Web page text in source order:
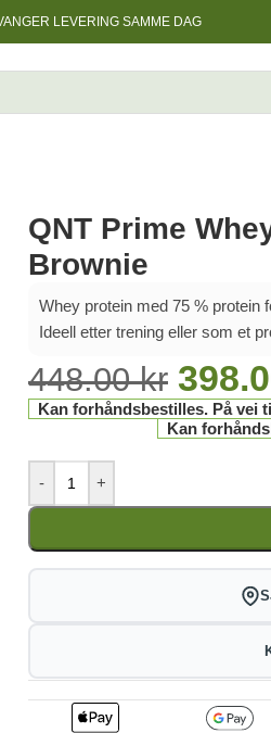
LEVERING SAMME DAG
QNT Prime
Brownie
Whey protein med 75 % protein
Ideell etter trening eller som et
448.00kr
Kan forhåndsbestilles. På vei
Kan
- +
2
394.02